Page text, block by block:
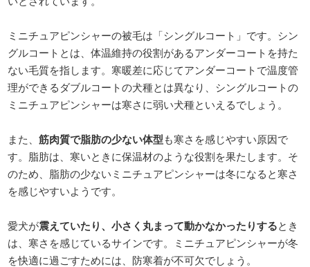
ミニチュアピンシャーの被毛は「シングルコート」です。シン
グルコートとは、体温維持の役割があるアンダーコートを持た
ない毛質を指します。寒暖差に応じてアンダーコートで温度管
理ができるダブルコートの犬種とは異なり、シングルコートの
ミニチュアピンシャーは寒さに弱い犬種といえるでしょう。
また、筋肉質で脂肪の少ない体型 も寒さを感じやすい原因で
す。脂肪は、寒いときに保温材のような役割を果たします。そ
のため、脂肪の少ないミニチュアピンシャーは冬になると寒さ
を感じやすいようです。
愛犬が震えていたり、小さく丸まって動かなかったりするとき
は、寒さを感じているサインです。ミニチュアピンシャーが冬
を快適に過ごすためには、防寒着が不可欠でしょう。